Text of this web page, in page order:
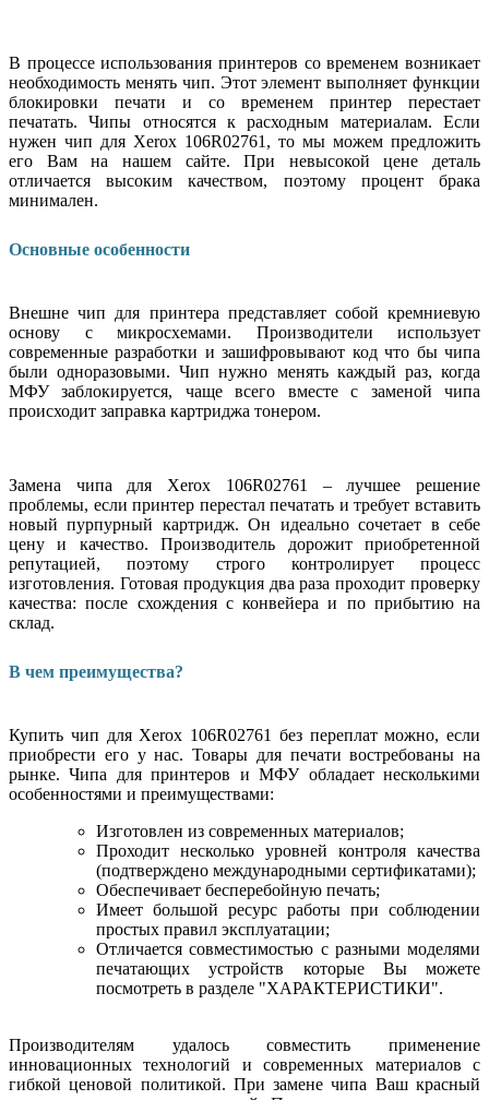
В процессе использования принтеров со временем возникает
необходимость менять чип. Этот элемент выполняет функции
блокировки печати и со временем принтер перестает
печатать. Чипы относятся к расходным материалам. Если
нужен чип для Xerox 106R02761, то мы можем предложить
его Вам на нашем сайте. При невысокой цене деталь
отличается высоким качеством, поэтому процент брака
минимален.
Основные особенности
Внешне чип для принтера представляет собой кремниевую
основу с микросхемами. Производители использует
современные разработки и зашифровывают код что бы чипа
были одноразовыми. Чип нужно менять каждый раз, когда
МФУ заблокируется, чаще всего вместе с заменой чипа
происходит заправка картриджа тонером.
Замена чипа для Xerox 106R02761 – лучшее решение
проблемы, если принтер перестал печатать и требует вставить
новый пурпурный картридж. Он идеально сочетает в себе
цену и качество. Производитель дорожит приобретенной
репутацией, поэтому строго контролирует процесс
изготовления. Готовая продукция два раза проходит проверку
качества: после схождения с конвейера и по прибытию на
склад.
В чем преимущества?
Купить чип для Xerox 106R02761 без переплат можно, если
приобрести его у нас. Товары для печати востребованы на
рынке. Чипа для принтеров и МФУ обладает несколькими
особенностями и преимуществами:
Изготовлен из современных материалов;
Проходит несколько уровней контроля качества
(подтверждено международными сертификатами);
Обеспечивает бесперебойную печать;
Имеет большой ресурс работы при соблюдении
простых правил эксплуатации;
Отличается совместимостью с разными моделями
печатающих устройств которые Вы можете
посмотреть в разделе "ХАРАКТЕРИСТИКИ".
Производителям удалось совместить применение
инновационных технологий и современных материалов с
гибкой ценовой политикой. При замене чипа Ваш красный